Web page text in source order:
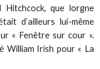
Hitchcock, que lorgne
d’ailleurs lui-même
« Fenêtre sur cour ».
William Irish pour « La